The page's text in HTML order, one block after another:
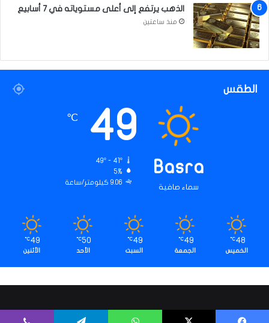
الذهب يرتفع إلى أعلى مستوياته في 7 أسابيع
منذ ساعتين
الطقس
Basra
سماء صافية
49
℃
49º - 41º
5%
9.06 كيلومتر/ساعة
48
℃
الخميس
49
℃
الجمعة
49
℃
السبت
50
℃
الأحد
49
℃
الأثنين